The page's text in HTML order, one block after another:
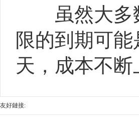
虽然大多数
限的到期可
天，成本不
友好鏈接: